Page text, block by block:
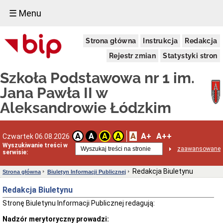
☰ Menu
Strona główna Instrukcja
Redakcja
Rejestr zmian
Statystyki stron
Szkoła Podstawowa nr 1 im.
Jana Pawła II w
Aleksandrowie Łódzkim
Czwartek 06.08.2026 A A A A A A+ A++
Wyszukiwanie treści w
serwisie:
zaawansowane
Aktualności
Patron
Jan
Kalendarz
Szkolny
2025/2026
Kadra
Wychowawcy
2025/2026
Dokumenty
BIP
Deklaracja
Strona główna Biuletyn Informacji Publicznej Redakcja Biuletynu
Redakcja Biuletynu
Stronę Biuletynu Informacji Publicznej redagują:
Nadzór merytoryczny prowadzi: